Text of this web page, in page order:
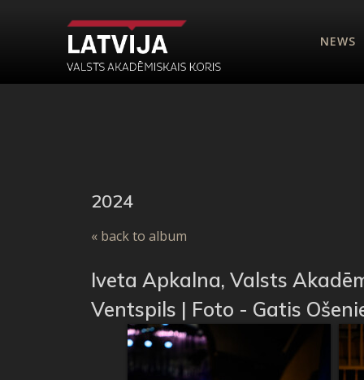
NEWS
2024
« back to album
Iveta Apkalna, Valsts
Ventspils | Foto - Gatis